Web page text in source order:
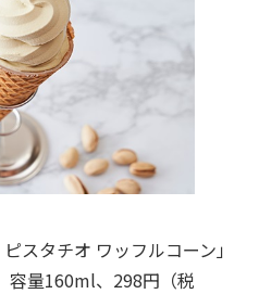
スタチオ ワッフルコーン」
容量160ml、298円（税